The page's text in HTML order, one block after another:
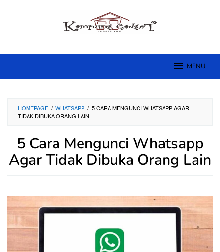
MENU
HOMEPAGE / WHATSAPP / 5 CARA MENGUNCI WHATSAPP AGAR
TIDAK DIBUKA ORANG LAIN
5 Cara Mengunci Whatsapp
Agar Tidak Dibuka Orang Lain